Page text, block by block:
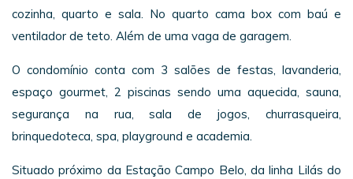
cozinha, quarto e sala. No quarto cama box com baú e
ventilador de teto. Além de uma vaga de garagem.
O condomínio conta com 3 salões de festas, lavanderia,
espaço gourmet, 2 piscinas sendo uma aquecida, sauna,
segurança na rua, sala de jogos, churrasqueira,
brinquedoteca, spa, playground e academia.
Situado próximo da Estação Campo Belo, da linha Lilás do